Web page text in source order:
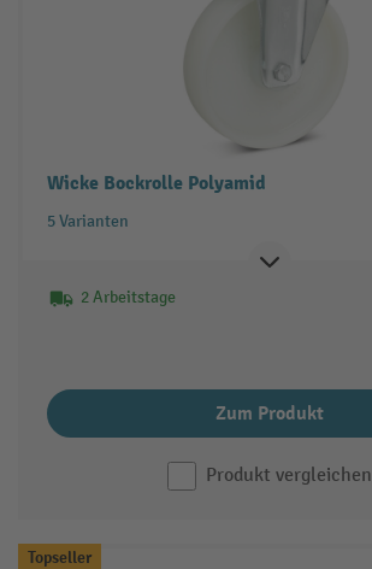
Wicke Bockrolle Polyamid
5 Varianten
2 Arbeitstage
Zum Produkt
Produkt vergleichen
Topseller